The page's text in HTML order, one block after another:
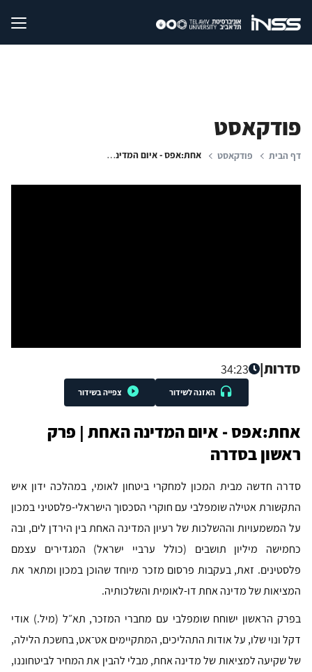
פודקאסט
דף הבית פודקאסט אחת:אפס - איום המדינה האחת | פרק ראשון בסדרה
סדרות|
34:23
האזנה לשידור צפייה בשידור
אחת:אפס - איום המדינה האחת | פרק
ראשון בסדרה
סדרה חדשה מבית המכון למחקרי ביטחון לאומי, במהלכה ידון איש
התקשורת אטילה שומפלבי עם חוקרי הסכסוך הישראלי-פלסטיני במכון
על המשמעויות וההשלכות של רעיון המדינה האחת בין הירדן לים, ובה
כחמישה מיליון תושבים (כולל ערביי ישראל) המגדירים עצמם
פלסטינים. זאת, בעקבות פרסום מזכר מיוחד שהוכן במכון ומתאר את
המציאות של מדינה אחת דו-לאומית והשלכותיה.
בפרק הראשון ישוחח שומפלבי עם מחברי המזכר, תא״ל (מיל.) אודי
דקל ונוי שלו, על אודות התהליכים, המתקיימים אט־אט, בחשכת הלילה,
של שקיעה למציאות של מדינה אחת, מבלי להבין את המחיר לביטחוננו,